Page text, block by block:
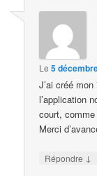
Le5
J’ai créé
l’application
court,
Merci
Répondre ↓